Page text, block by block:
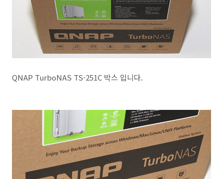
QNAP TurboNAS TS-251C 박스 입니다.